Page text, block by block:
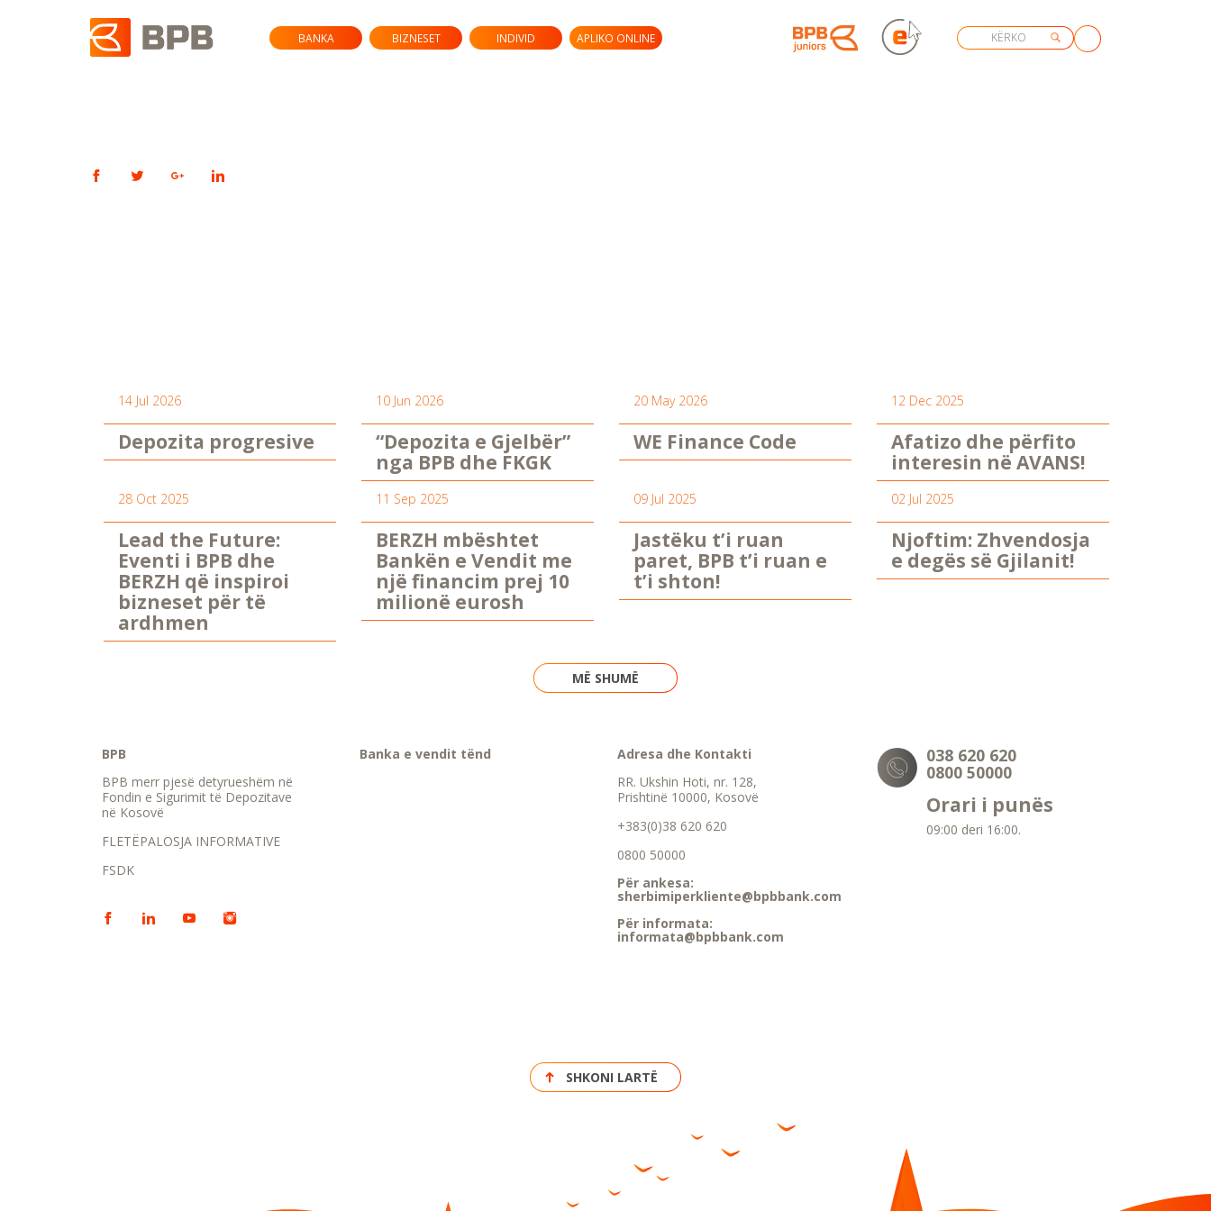
BANKA BIZNESET INDIVID APLIKO ONLINE
14 Jul 2026
Depozita progresive
10 Jun 2026
“Depozita e Gjelbër”
nga BPB dhe FKGK
20 May 2026
WE Finance Code
12 Dec 2025
Afatizo dhe përfito
interesin në AVANS!
28 Oct 2025
Lead the Future:
Eventi i BPB dhe
BERZH që inspiroi
bizneset për të
ardhmen
11 Sep 2025
BERZH mbështet
Bankën e Vendit me
një financim prej 10
milionë eurosh
09 Jul 2025
Jastëku t’i ruan
paret, BPB t’i ruan e
t’i shton!
02 Jul 2025
Njoftim: Zhvendosja
e degës së Gjilanit!
MË SHUMË
BPB
BPB merr pjesë detyrueshëm në
Fondin e Sigurimit të Depozitave
në Kosovë
FLETËPALOSJA INFORMATIVE
FSDK
Banka e vendit tënd
Adresa dhe Kontakti
RR. Ukshin Hoti, nr. 128,
Prishtinë 10000, Kosovë
+383(0)38 620 620
0800 50000
Për ankesa:
sherbimiperkliente@bpbbank.com
Për informata:
informata@bpbbank.com
038 620 620
0800 50000
Orari i punës
09:00 deri 16:00.
SHKONI LARTË